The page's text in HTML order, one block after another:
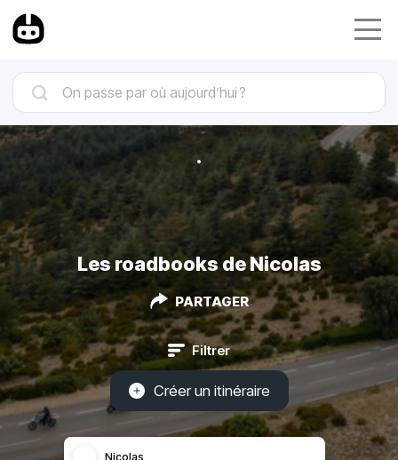
Les roadbooks de Nicolas
PARTAGER
Filtrer
Créer un itinéraire
Nicolas